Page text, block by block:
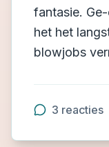
fantasie.
het het
blowjobs
3 reacties